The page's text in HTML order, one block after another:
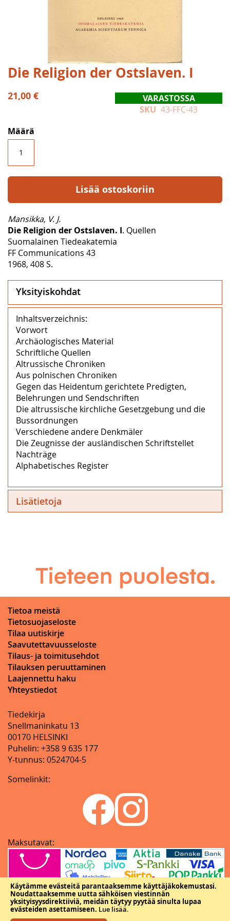
Käytämme evästeitä parantaaksemme käyttäjäkokemustasi.
Noudattaaksemme uutta sähköisen viestinnän
yksityisyysdirektiiviä, meidän täytyy pyytää sinulta lupaa
evästeiden asettamiseen. Lue lisää.
Skip
to
the
beginning
images
gallery
Die Religion der Ostslaven. I
21,00 €
VARASTOSSA
SKU 43-FFC-43
Määrä
Lisää ostoskoriin
Mansikka, V. J.
Die Religion der Ostslaven. I. Quellen
Suomalainen Tiedeakatemia
FF Communications 43
1968, 408 S.
Yksityiskohdat
Inhaltsverzeichnis:
Vorwort
Archäologisches Material
Schriftliche Quellen
Altrussische Chroniken
Aus polnischen Chroniken
Gegen das Heidentum gerichtete Predigten,
Belehrungen und Sendschriften
Die altrussische kirchliche Gesetzgebung und die
Bussordnungen
Verschiedene andere Denkmäler
Die Zeugnisse der ausländischen Schriftstellet
Nachträge
Alphabetisches Register
Lisätietoja
Tietoa meistä
Tietosuojaseloste
Tilaa uutiskirje
Saavutettavuusseloste
Tilaus- ja toimitusehdot
Tilauksen peruuttaminen
Laajennettu haku
Yhteystiedot
Tiedekirja
Snellmaninkatu 13
00170 HELSINKI
Puhelin: +358 9 635 177
Y-tunnus: 0524704-5
Somelinkit:
Maksutavat: